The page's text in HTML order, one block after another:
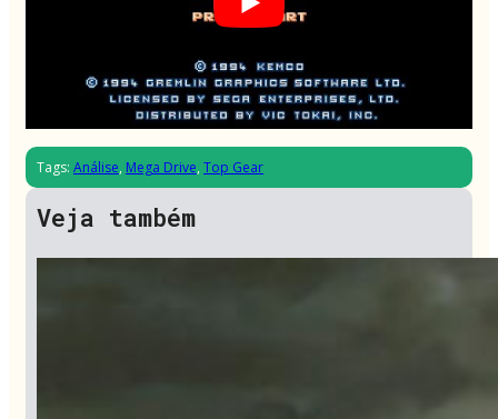
Tags: Análise, Mega Drive, Top Gear
Veja também